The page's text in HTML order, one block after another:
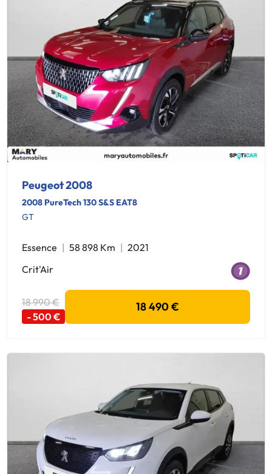
Peugeot 2008
2008 PureTech 130 S&S EAT8
GT
Essence 58 898 Km
2021
Crit'Air
18 990 €
- 500 €
18 490 €